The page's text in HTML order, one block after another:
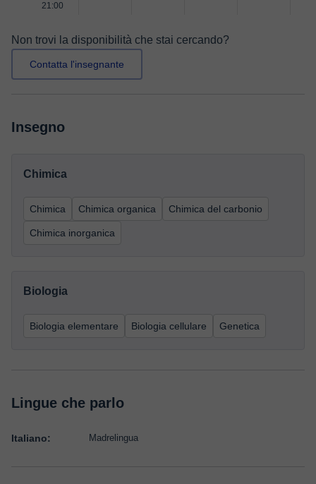
21:00
Non trovi la disponibilità che stai cercando?
Contatta l'insegnante
Insegno
Chimica
Chimica Chimica organica Chimica del carbonio
Chimica inorganica
Biologia
Biologia elementare Biologia cellulare Genetica
Lingue che parlo
Italiano: Madrelingua